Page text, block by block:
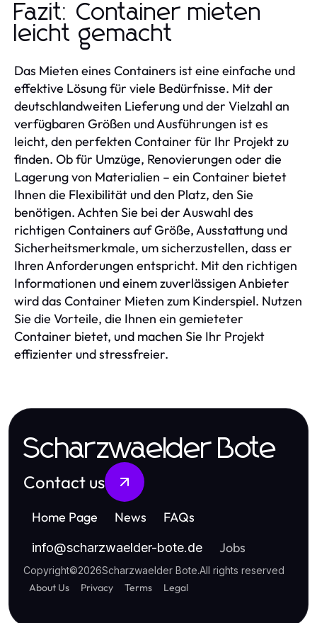
Fazit: Container mieten
leicht gemacht
Das Mieten eines Containers ist eine einfache und
effektive Lösung für viele Bedürfnisse. Mit der
deutschlandweiten Lieferung und der Vielzahl an
verfügbaren Größen und Ausführungen ist es
leicht, den perfekten Container für Ihr Projekt zu
finden. Ob für Umzüge, Renovierungen oder die
Lagerung von Materialien – ein Container bietet
Ihnen die Flexibilität und den Platz, den Sie
benötigen. Achten Sie bei der Auswahl des
richtigen Containers auf Größe, Ausstattung und
Sicherheitsmerkmale, um sicherzustellen, dass er
Ihren Anforderungen entspricht. Mit den richtigen
Informationen und einem zuverlässigen Anbieter
wird das Container Mieten zum Kinderspiel. Nutzen
Sie die Vorteile, die Ihnen ein gemieteter
Container bietet, und machen Sie Ihr Projekt
effizienter und stressfreier.
Scharzwaelder Bote
Contact us
Home Page News FAQs
info@scharzwaelder-bote.de Jobs
Copyright©2026Scharzwaelder Bote.All rights reserved
About Us Privacy Terms Legal